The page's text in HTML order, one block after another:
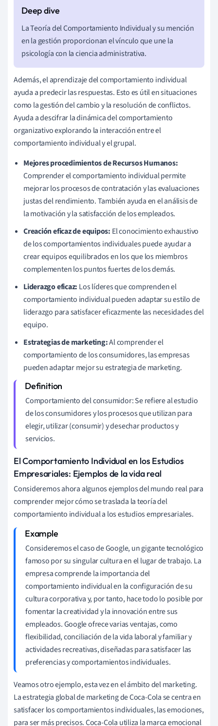
La Teoría del Comportamiento Individual y su mención
en la gestión proporcionan el vínculo que une la
psicología con la ciencia administrativa.
Además, el aprendizaje del comportamiento individual
ayuda a predecir las respuestas. Esto es útil en situaciones
como la gestión del cambio y la resolución de conflictos.
Ayuda a descifrar la dinámica del comportamiento
organizativo explorando la interacción entre el
comportamiento individual y el grupal.
Mejores procedimientos de Recursos Humanos:
Comprender el comportamiento individual permite
mejorar los procesos de contratación y las evaluaciones
justas del rendimiento. También ayuda en el análisis de
la motivación y la satisfacción de los empleados.
Creación eficaz de equipos: El conocimiento exhaustivo
de los comportamientos individuales puede ayudar a
crear equipos equilibrados en los que los miembros
complementen los puntos fuertes de los demás.
Liderazgo eficaz: Los líderes que comprenden el
comportamiento individual pueden adaptar su estilo de
liderazgo para satisfacer eficazmente las necesidades del
equipo.
Estrategias de marketing:Al comprender el
comportamiento de los consumidores, las empresas
pueden adaptar mejor su estrategia de marketing.
Comportamiento del consumidor: Se refiere al estudio
de los consumidores y los procesos que utilizan para
elegir, utilizar (consumir) y desechar productos y
servicios.
El Comportamiento Individual en los Estudios
Empresariales: Ejemplos de la vida real
Consideremos ahora algunos ejemplos del mundo real para
comprender mejor cómo se traslada la teoría del
comportamiento individual a los estudios empresariales.
Consideremos el caso de Google, un gigante tecnológico
famoso por su singular cultura en el lugar de trabajo. La
empresa comprende la importancia del
comportamiento individual en la configuración de su
cultura corporativa y, por tanto, hace todo lo posible por
fomentar la creatividad y la innovación entre sus
empleados. Google ofrece varias ventajas, como
flexibilidad, conciliación de la vida laboral y familiar y
actividades recreativas, diseñadas para satisfacer las
preferencias y comportamientos individuales.
Veamos otro ejemplo, esta vez en el ámbito del marketing.
La estrategia global de marketing de Coca-Cola se centra en
satisfacer los comportamientos individuales, las emociones,
para ser más precisos. Coca-Cola utiliza la marca emocional